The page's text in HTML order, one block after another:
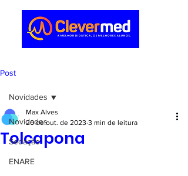
Post
Novidades
Sedação
ENARE
Novidades
Tolcapona
Max Alves
20 de out. de 2023 3 min de leitura